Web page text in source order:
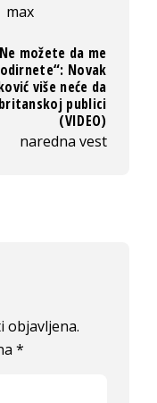
max
možete da me
Novak
više neće da
publici
(VIDEO)
naredna vest
objavljena.
*